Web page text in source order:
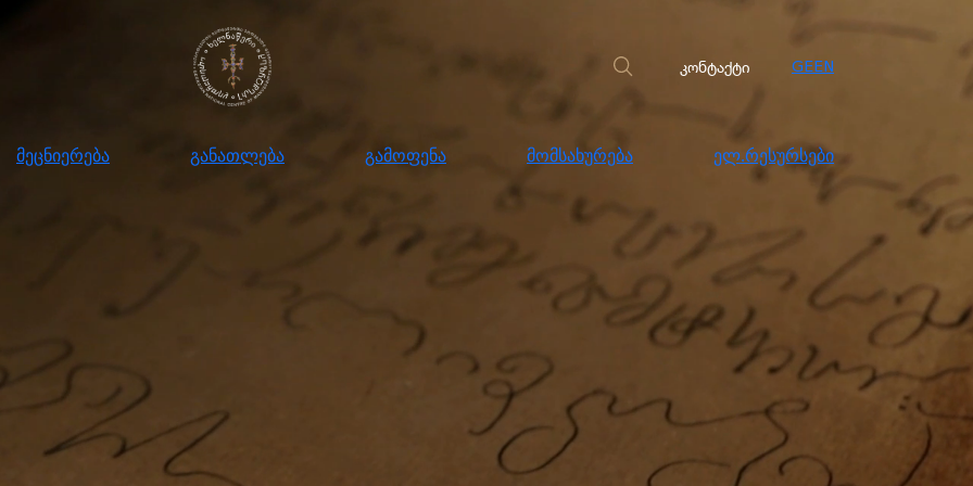
კონტაქტი GEEN
მეცნიერება განათლება გამოფენა მომსახურება ელ.რესურსები
განათლება მომსახურება